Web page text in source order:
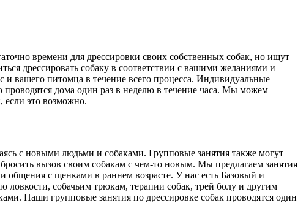
времени для дрессировки своих собственных собак, но ищут
дрессировать собаку в соответствии с вашими желаниями и
вашего питомца в течение всего процесса. Индивидуальные
дома один раз в неделю в течение часа. Мы можем
если это возможно.
с новыми людьми и собаками. Групповые занятия также могут
вызов своим собакам с чем-то новым. Мы предлагаем занятия
общения с щенками в раннем возрасте. У нас есть Базовый и
собачьим трюкам, терапии собак, трей болу и другим
Наши групповые занятия по дрессировке собак проводятся один